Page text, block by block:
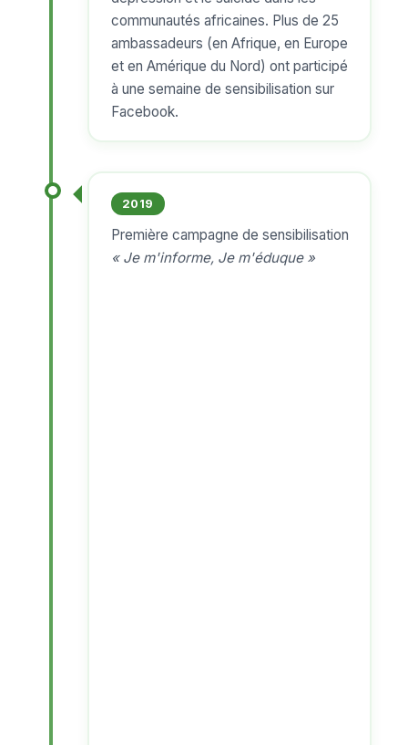
communautés africaines. Plus de 25
ambassadeurs (en Afrique, en Europe
et en Amérique du Nord) ont participé
à une semaine de sensibilisation sur
Facebook.
2019
Première campagne de sensibilisation
« Je m'informe, Je m'éduque »